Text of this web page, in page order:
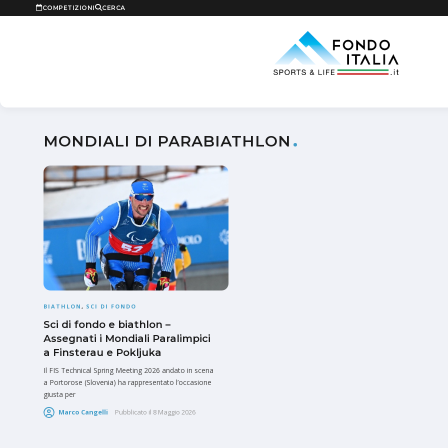
COMPETIZIONI CERCA
MONDIALI DI PARABIATHLON
BIATHLON , SCI DI FONDO
Sci di fondo e biathlon –
Assegnati i Mondiali Paralimpici
a Finsterau e Pokljuka
Il FIS Technical Spring Meeting 2026 andato in scena
a Portorose (Slovenia) ha rappresentato l’occasione
giusta per
Marco Cangelli Pubblicato il 8 Maggio 2026